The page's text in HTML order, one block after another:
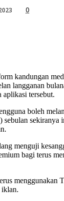
0
kandungan
langganan
aplikasi tersebut.
boleh
sekiranya
menguji
bagi terus
menggunakan
iklan.